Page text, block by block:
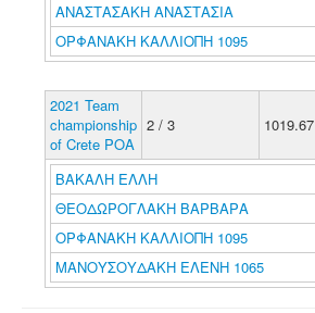
ΑΝΑΣΤΑΣΑΚΗ ΑΝΑΣΤΑΣΙΑ
ΟΡΦΑΝΑΚΗ ΚΑΛΛΙΟΠΗ 1095
2021 Team
championship
of Crete POA
2 / 3 1019.67
ΒΑΚΑΛΗ ΕΛΛΗ
ΘΕΟΔΩΡΟΓΛΑΚΗ ΒΑΡΒΑΡΑ
ΟΡΦΑΝΑΚΗ ΚΑΛΛΙΟΠΗ 1095
ΜΑΝΟΥΣΟΥΔΑΚΗ ΕΛΕΝΗ 1065